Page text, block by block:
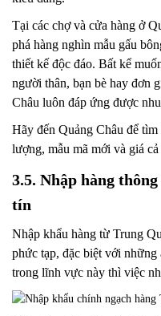
Tại các chợ và cửa hàng ở
phá hàng nghìn mẫu gấu
thiết kế độc đáo. Bất kể
người thân, bạn bè hay đơn
Châu luôn đáp ứng được
Hãy đến Quảng Châu để
lượng, mẫu mã mới và giá
3.5. Nhập hàng
tín
Nhập khẩu hàng từ Trung
phức tạp, đặc biệt với
trong lĩnh vực này thì việc